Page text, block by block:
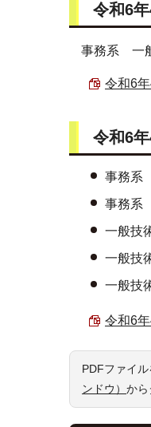
令和6
事務系 一
令和6
令和6
事務系
事務系
一般技
一般技
一般技
令和6
PDFファイ
ンドウ） から